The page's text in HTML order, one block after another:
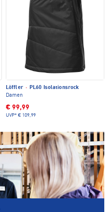
Löffler ·
PL60 Isolationsrock
Damen
€ 99,99
UVP* € 109,99